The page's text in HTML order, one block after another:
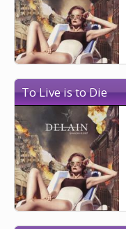
To Live is to Die